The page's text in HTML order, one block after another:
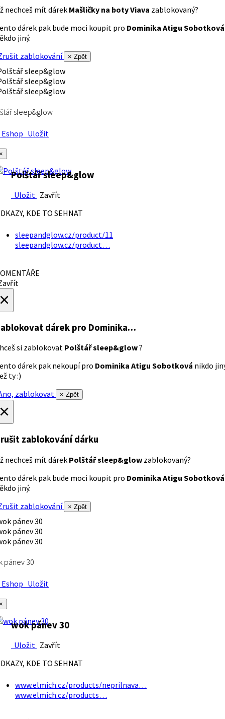
nechceš mít dárek Mašličky na boty Viava zablokovaný?
dárek pak bude moci koupit pro Dominika Atigu Sobotková
jiný.
zablokování
× Zpět
sleep&glow
Uložit
Polštář sleep&glow
Uložit Zavřít
KDE TO SEHNAT
sleepandglow.cz/product/11
sleepandglow.cz/product…
dárek pro Dominika…
si zablokovat Polštář sleep&glow?
dárek pak nekoupí pro Dominika Atigu Sobotková nikdo
ty :)
zablokovat
× Zpět
zablokování dárku
nechceš mít dárek Polštář sleep&glow zablokovaný?
dárek pak bude moci koupit pro Dominika Atigu Sobotková
jiný.
zablokování
× Zpět
pánev 30
Uložit
wok pánev 30
Uložit Zavřít
KDE TO SEHNAT
www.elmich.cz/products/neprilnava…
www.elmich.cz/products…